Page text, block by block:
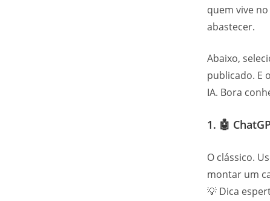
quem vive
abastecer.
Abaixo,
publicado. E
IA. Bora
1. 🤖
O clássico.
montar um
💡 Dica